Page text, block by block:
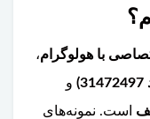
با هولوگرام،
و
است. نمونه‌های